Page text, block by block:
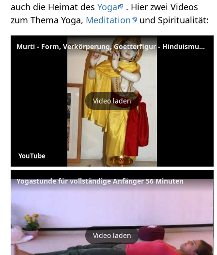
auch die Heimat desYoga
. Hier zwei Videos
zum Thema Yoga, Meditation und Spiritualität:
Murti - Form, Verkörperung, Goetterfigur - Hinduismus Wörterbuch
Video laden
YouTube
Yogastunde für vollständige Anfänger 56 Minuten
Video laden